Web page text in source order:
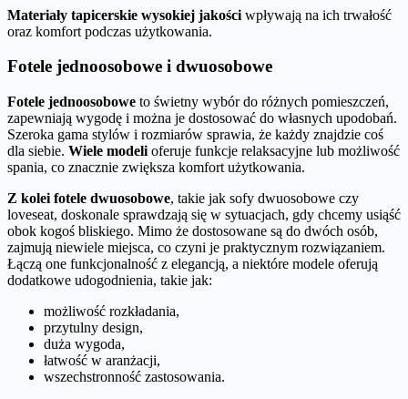
Materiały tapicerskie wysokiej jakości wpływają na ich trwałość
oraz komfort podczas użytkowania.
Fotele jednoosobowe i dwuosobowe
Fotele jednoosobowe to świetny wybór do różnych pomieszczeń,
zapewniają wygodę i można je dostosować do własnych upodobań.
Szeroka gama stylów i rozmiarów sprawia, że każdy znajdzie coś
dla siebie. Wiele modeli oferuje funkcje relaksacyjne lub możliwość
spania, co znacznie zwiększa komfort użytkowania.
Z kolei fotele dwuosobowe, takie jak sofy dwuosobowe czy
loveseat, doskonale sprawdzają się w sytuacjach, gdy chcemy usiąść
obok kogoś bliskiego. Mimo że dostosowane są do dwóch osób,
zajmują niewiele miejsca, co czyni je praktycznym rozwiązaniem.
Łączą one funkcjonalność z elegancją, a niektóre modele oferują
dodatkowe udogodnienia, takie jak:
możliwość rozkładania,
przytulny design,
duża wygoda,
łatwość w aranżacji,
wszechstronność zastosowania.